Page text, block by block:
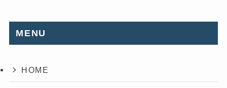
MENU
HOME